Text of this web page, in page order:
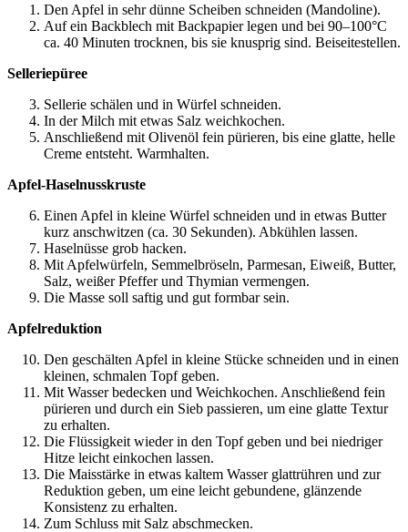
Den Apfel in sehr dünne Scheiben schneiden (Mandoline).
Auf ein Backblech mit Backpapier legen und bei 90–100°C
ca. 40 Minuten trocknen, bis sie knusprig sind. Beiseitestellen.
Selleriepüree
Sellerie schälen und in Würfel schneiden.
In der Milch mit etwas Salz weichkochen.
Anschließend mit Olivenöl fein pürieren, bis eine glatte, helle
Creme entsteht. Warmhalten.
Apfel-Haselnusskruste
Einen Apfel in kleine Würfel schneiden und in etwas Butter
kurz anschwitzen (ca. 30 Sekunden). Abkühlen lassen.
Haselnüsse grob hacken.
Mit Apfelwürfeln, Semmelbröseln, Parmesan, Eiweiß, Butter,
Salz, weißer Pfeffer und Thymian vermengen.
Die Masse soll saftig und gut formbar sein.
Apfelreduktion
Den geschälten Apfel in kleine Stücke schneiden und in einen
kleinen, schmalen Topf geben.
Mit Wasser bedecken und Weichkochen. Anschließend fein
pürieren und durch ein Sieb passieren, um eine glatte Textur
zu erhalten.
Die Flüssigkeit wieder in den Topf geben und bei niedriger
Hitze leicht einkochen lassen.
Die Maisstärke in etwas kaltem Wasser glattrühren und zur
Reduktion geben, um eine leicht gebundene, glänzende
Konsistenz zu erhalten.
Zum Schluss mit Salz abschmecken.